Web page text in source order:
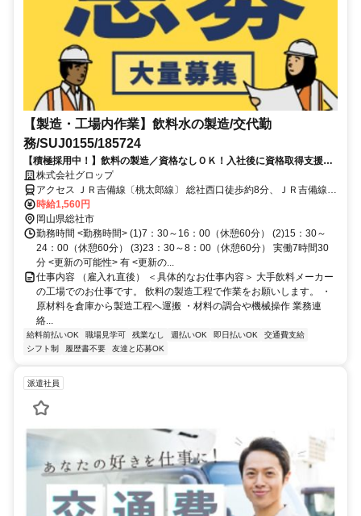
【製造・工場内作業】飲料水の製造/交代勤
務/SUJ0155/185724
【積極採用中！】飲料の製造／資格なしＯＫ！入社後に資格取得支援あ
り♪スキルアップしたい方必見！
株式会社グロップ
アクセス ＪＲ吉備線〔桃太郎線〕 総社西口徒歩約8分、ＪＲ吉備線
〔桃太郎線〕 総社西口徒歩約8分、ＪＲ吉備線〔桃太郎線〕 総社西口
徒歩約8分 JR総社駅から徒歩5分
時給1,560円
岡山県総社市
勤務時間 <勤務時間> (1)7：30～16：00（休憩60分） (2)15：30～
24：00（休憩60分） (3)23：30～8：00（休憩60分） 実働7時間30
分 <更新の可能性> 有 <更新の...
仕事内容 （雇入れ直後） ＜具体的なお仕事内容＞ 大手飲料メーカー
の工場でのお仕事です。 飲料の製造工程で作業をお願いします。 ・
原材料を倉庫から製造工程へ運搬 ・材料の調合や機械操作 業務連
絡...
給料前払いOK 職場見学可 残業なし 週払いOK 即日払いOK
交通費支給
シフト制
履歴書不要 友達と応募OK
派遣社員